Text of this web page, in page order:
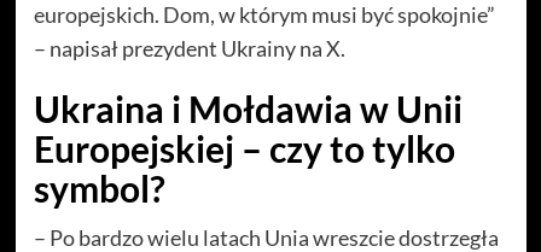
europejskich. Dom, w którym musi być spokojnie”
– napisał prezydent Ukrainy na X.
Ukraina i Mołdawia w Unii
Europejskiej – czy to tylko
symbol?
– Po bardzo wielu latach Unia wreszcie dostrzegła